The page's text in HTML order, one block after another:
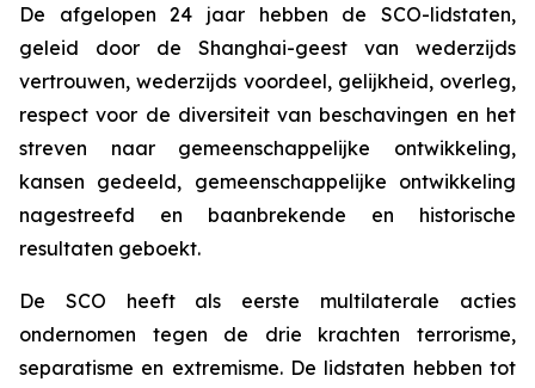
De afgelopen 24 jaar hebben de SCO-lidstaten,
geleid door de Shanghai-geest van wederzijds
vertrouwen, wederzijds voordeel, gelijkheid, overleg,
respect voor de diversiteit van beschavingen en het
streven naar gemeenschappelijke ontwikkeling,
kansen gedeeld, gemeenschappelijke ontwikkeling
nagestreefd en baanbrekende en historische
resultaten geboekt.
De SCO heeft als eerste multilaterale acties
ondernomen tegen de drie krachten terrorisme,
separatisme en extremisme. De lidstaten hebben tot